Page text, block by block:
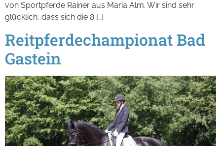
von Sportpferde Rainer aus Maria Alm. Wir sind sehr
glücklich, dass sich die 8 […]
Reitpferdechampionat Bad
Gastein